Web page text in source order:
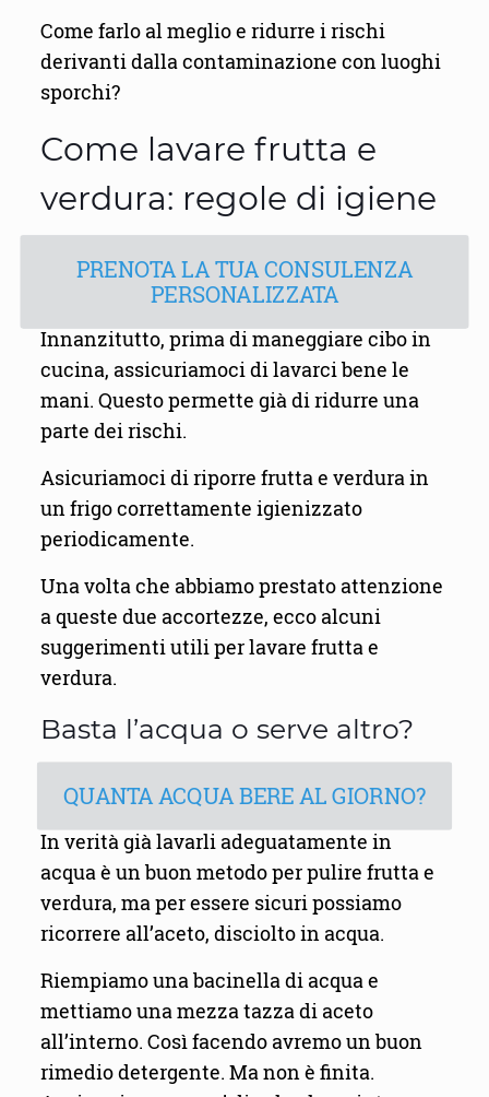
Come farlo al meglio e ridurre i rischi
derivanti dalla contaminazione con luoghi
sporchi?
Come lavare frutta e
verdura: regole di igiene
PRENOTA LA TUA CONSULENZA
PERSONALIZZATA
Innanzitutto, prima di maneggiare cibo in
cucina, assicuriamoci di lavarci bene le
mani. Questo permette già di ridurre una
parte dei rischi.
Asicuriamoci di riporre frutta e verdura in
un frigo correttamente igienizzato
periodicamente.
Una volta che abbiamo prestato attenzione
a queste due accortezze, ecco alcuni
suggerimenti utili per lavare frutta e
verdura.
Basta l’acqua o serve altro?
QUANTA ACQUA BERE AL GIORNO?
In verità già lavarli adeguatamente in
acqua è un buon metodo per pulire frutta e
verdura, ma per essere sicuri possiamo
ricorrere all’aceto, disciolto in acqua.
Riempiamo una bacinella di acqua e
mettiamo una mezza tazza di aceto
all’interno. Così facendo avremo un buon
rimedio detergente. Ma non è finita.